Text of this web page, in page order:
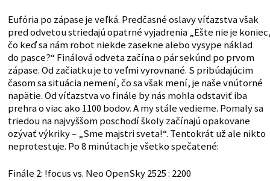
Eufória po zápase je veľká. Predčasné oslavy víťazstva však
pred odvetou striedajú opatrné vyjadrenia „Ešte nie je
čo keď sa nám robot niekde zasekne alebo vysype náklad
do pasce?“ Finálová odveta začína o pár sekúnd po prvom
zápase. Od začiatku je to veľmi vyrovnané. S pribúdajúcim
časom sa situácia nemení, čo sa však mení, je naše vnútorné
napätie. Od víťazstva vo finále by nás mohla odstaviť iba
prehra o viac ako 1100 bodov. A my stále vedieme. Pomaly sa
triedou na najvyššom poschodí školy začínajú opakovane
ozývať výkriky – „Sme majstri sveta!“. Tentokrát už ale nikto
neprotestuje. Po 8 minútach je všetko spečatené:
Finále 2: !focus vs. Neo OpenSky 2525 : 2200